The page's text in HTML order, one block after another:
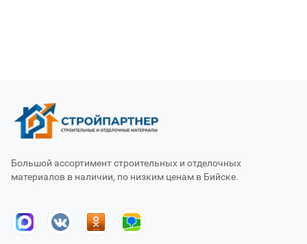
Большой ассортимент строительных и отделочных
материалов в наличии, по низким ценам в Бийске.